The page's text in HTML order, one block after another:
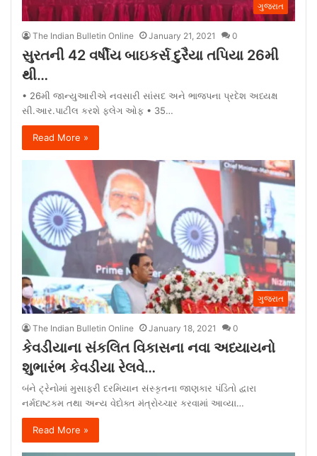
ગુજરાત
The Indian Bulletin Online January 21, 2021 0
સુરતની 42 વર્ષીય બાઇકર્સ દુરૈયા તપિયા 26મી
થી…
• 26મી જાન્યુઆરીએ નવસારી સાંસદ અને ભાજપના પ્રદેશ અધ્યક્ષ
સી.આર.પાટીલ કરશે ફ્લેગ ઓફ • 35…
Read More »
ગુજરાત
The Indian Bulletin Online January 18, 2021 0
કેવડીયાના સંકલિત વિકાસના નવા અધ્યાયનો
શુભારંભ કેવડીયા રેલવે…
બંને ટ્રેનોમાં મુસાફરી દરમિયાન સંસ્કૃતના જાણકાર પંડિતો દ્વારા
નર્મદાષ્ટકમ તથા અન્ય વેદોક્ત મંત્રોચ્ચાર કરવામાં આવ્યા…
Read More »